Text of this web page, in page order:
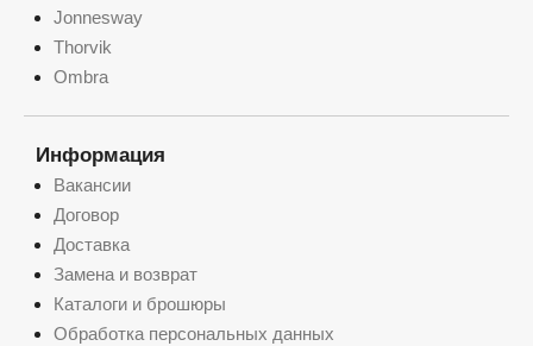
Jonnesway
Thorvik
Ombra
Информация
Вакансии
Договор
Доставка
Замена и возврат
Каталоги и брошюры
Обработка персональных данных